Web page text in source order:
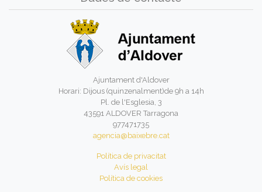
Ajuntament d'Aldover
Horari: Dijous (quinzenalment)de 9h a 14h
Pl. de l'Esglesia, 3
43591 ALDOVER Tarragona
977471735
agencia@baixebre.cat
Política de privacitat
Avís legal
Política de cookies